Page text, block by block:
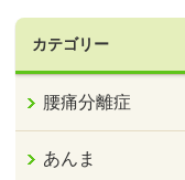
カテゴリー
腰痛分離症
あんま